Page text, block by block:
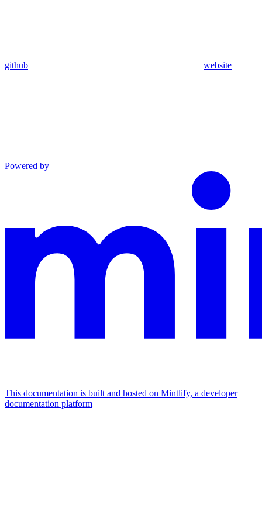
github website
Powered by
This documentation is built and hosted on Mintlify, a developer
documentation platform